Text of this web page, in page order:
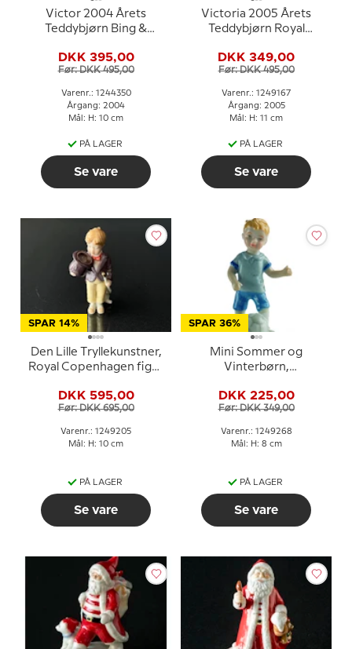
Victor 2004 Årets
Teddybjørn Bing &
DKK 395,00
Før: DKK 495,00
Varenr.: 1244350
Årgang: 2004
Mål: H: 10 cm
PÅ LAGER
Se vare
Victoria 2005 Årets
Teddybjørn Royal
DKK 349,00
Før: DKK 495,00
Varenr.: 1249167
Årgang: 2005
Mål: H: 11 cm
PÅ LAGER
Se vare
SPAR 14%
Den Lille Tryllekunstner,
Royal Copenhagen figur
figurer
DKK 595,00
Før: DKK 695,00
Varenr.: 1249205
Mål: H: 10 cm
PÅ LAGER
Se vare
SPAR 36%
Mini Sommer og
Vinterbørn,
Copenhagen figur nr.
268
DKK 225,00
Før: DKK 349,00
Varenr.: 1249268
Mål: H: 8 cm
PÅ LAGER
Se vare